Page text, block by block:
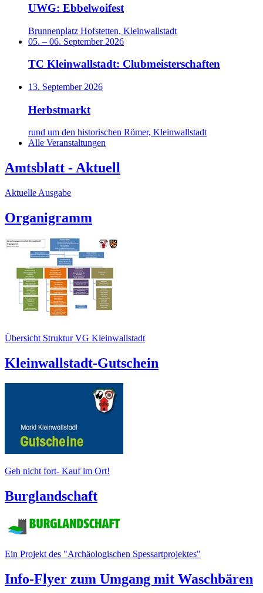
UWG: Ebbelwoifest
Brunnenplatz Hofstetten, Kleinwallstadt
05. – 06. September 2026
TC Kleinwallstadt: Clubmeisterschaften
13. September 2026
Herbstmarkt
rund um den historischen Römer, Kleinwallstadt
Alle Veranstaltungen
Amtsblatt - Aktuell
Aktuelle Ausgabe
Organigramm
Übersicht Struktur VG Kleinwallstadt
Kleinwallstadt-Gutschein
Geh nicht fort- Kauf im Ort!
Burglandschaft
Ein Projekt des "Archäologischen Spessartprojektes"
Info-Flyer zum Umgang mit Waschbären